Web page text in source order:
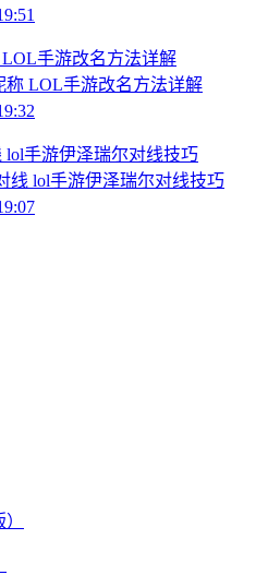
称 LOL手游改名方法详解
线 lol手游伊泽瑞尔对线技巧